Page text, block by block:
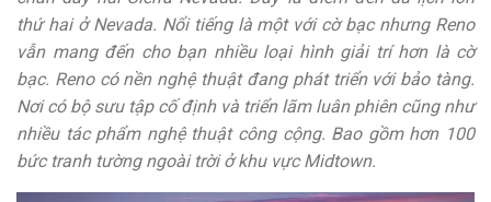
thứ hai ở Nevada. Nổi tiếng là một với cờ bạc nhưng Reno
vẫn mang đến cho bạn nhiều loại hình giải trí hơn là cờ
bạc. Reno có nền nghệ thuật đang phát triển với bảo tàng.
Nơi có bộ sưu tập cố định và triển lãm luân phiên cũng như
nhiều tác phẩm nghệ thuật công cộng. Bao gồm hơn 100
bức tranh tường ngoài trời ở khu vực Midtown.